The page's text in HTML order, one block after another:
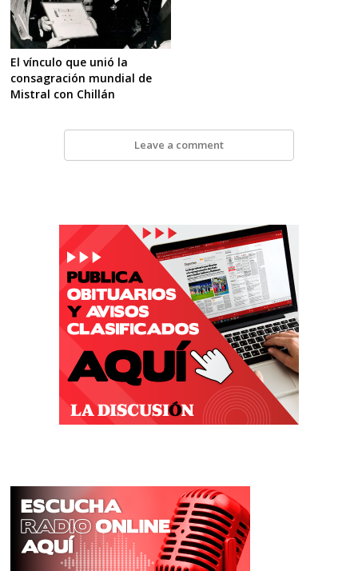
El vínculo que unió la
consagración mundial de
Mistral con Chillán
Leave a comment